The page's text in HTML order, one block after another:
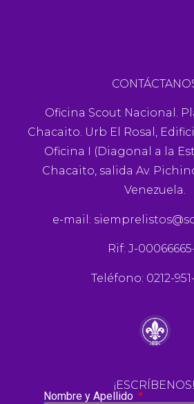
Oficina Scout Nacional.
Chacaito. Urb El Rosal,
Oficina I (Diagonal a la
Chacaito, salida Av.
Venezuela.
e-mail:
Rif: J-
Teléfono: 0212-
¡ESCRÍBENOS!
Nombre y Apellido